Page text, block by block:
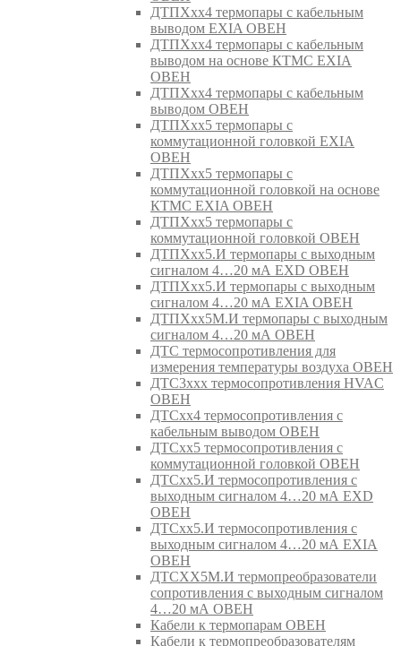
ДТПХхх4 термопары с кабельным
выводом EXIA ОВЕН
ДТПХхх4 термопары с кабельным
выводом на основе КТМС EXIA
ОВЕН
ДТПХхх4 термопары с кабельным
выводом ОВЕН
ДТПХхх5 термопары с
коммутационной головкой EXIA
ОВЕН
ДТПХхх5 термопары с
коммутационной головкой на основе
КТМС EXIA ОВЕН
ДТПХхх5 термопары с
коммутационной головкой ОВЕН
ДТПХхх5.И термопары с выходным
сигналом 4…20 мА EXD ОВЕН
ДТПХхх5.И термопары с выходным
сигналом 4…20 мА EXIA ОВЕН
ДТПХхх5М.И термопары с выходным
сигналом 4…20 мА ОВЕН
ДТС термосопротивления для
измерения температуры воздуха ОВЕН
ДТС3ххх термосопротивления HVAC
ОВЕН
ДТСхх4 термосопротивления с
кабельным выводом ОВЕН
ДТСхх5 термосопротивления с
коммутационной головкой ОВЕН
ДТСхх5.И термосопротивления с
выходным сигналом 4…20 мА EXD
ОВЕН
ДТСхх5.И термосопротивления с
выходным сигналом 4…20 мА EXIA
ОВЕН
ДТСХХ5М.И термопреобразователи
сопротивления с выходным сигналом
4…20 мА ОВЕН
Кабели к термопарам ОВЕН
Кабели к термопреобразователям